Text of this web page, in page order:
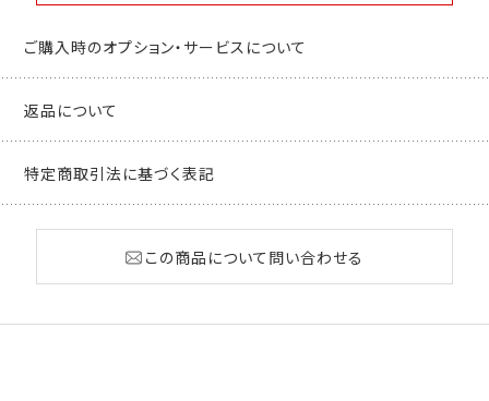
ご購入時のオプション・サービスについて
返品について
特定商取引法に基づく表記
この商品について問い合わせる